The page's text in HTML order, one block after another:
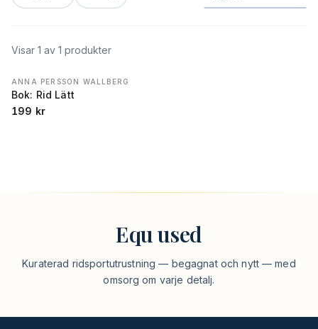
Visar 1 av 1 produkter
ANNA PERSSON WALLBERG
Bok: Rid Lätt
199 kr
Equ used
Kuraterad ridsportutrustning — begagnat och nytt — med
omsorg om varje detalj.